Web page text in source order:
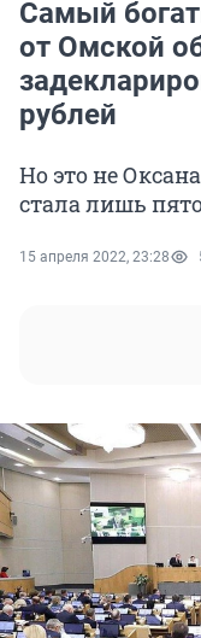
Самый
от Омской
рублей
Но это не
стала лишь
15 апреля 2022, 23:28